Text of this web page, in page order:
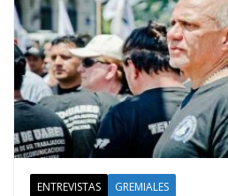
ENTREVISTAS GREMIALES